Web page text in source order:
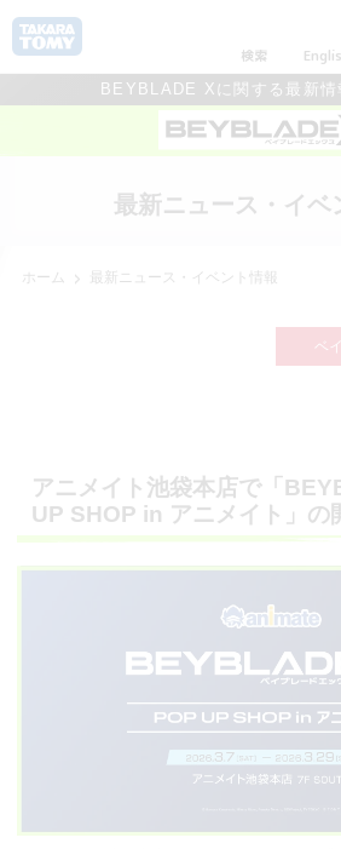
検索
BEYBLADE Xに関する最新情
最新ニュース・イベ
ホーム 最新ニュース・イベント情報
ベ
アニメイト池袋本店で「
UP SHOP in アニメイト」の